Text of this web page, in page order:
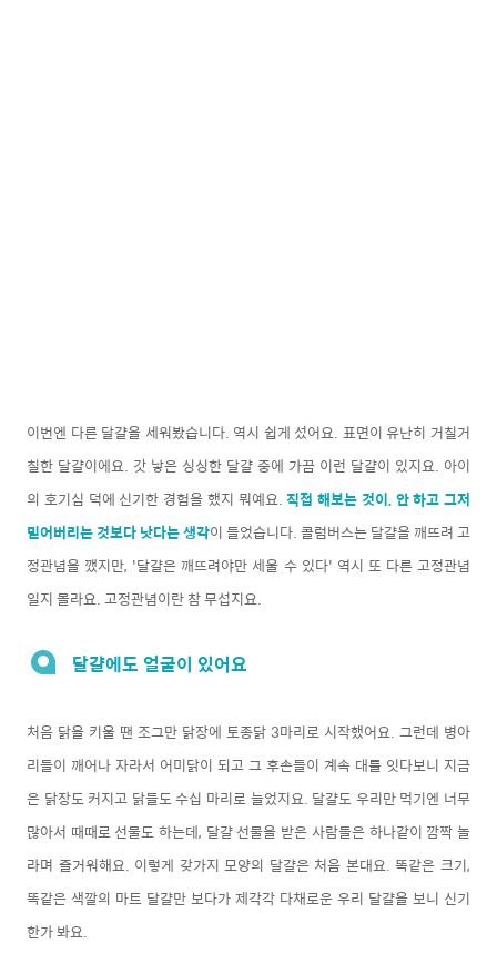
이번엔 다른 달걀을 세워봤습니다. 역시 쉽게 섰어요. 표면이 유난히 거칠거
칠한 달걀이에요. 갓 낳은 싱싱한 달걀 중에 가끔 이런 달걀이 있지요. 아이
의 호기심 덕에 신기한 경험을 했지 뭐예요.직접 해보는 것이, 안 하고 그저
믿어버리는 것보다 낫다는 생각이 들었습니다. 콜럼버스는 달걀을 깨뜨려 고
정관념을 깼지만, '달걀은 깨뜨려야만 세울 수 있다' 역시 또 다른 고정관념
일지 몰라요. 고정관념이란 참 무섭지요.
달걀에도 얼굴이 있어요
처음 닭을 키울 땐 조그만 닭장에 토종닭 3마리로 시작했어요. 그런데 병아
리들이 깨어나 자라서 어미닭이 되고 그 후손들이 계속 대를 잇다보니 지금
은 닭장도 커지고 닭들도 수십 마리로 늘었지요. 달걀도 우리만 먹기엔 너무
많아서 때때로 선물도 하는데, 달걀 선물을 받은 사람들은 하나같이 깜짝 놀
라며 즐거워해요. 이렇게 갖가지 모양의 달걀은 처음 본대요. 똑같은 크기,
똑같은 색깔의 마트 달걀만 보다가 제각각 다채로운 우리 달걀을 보니 신기
한가 봐요.